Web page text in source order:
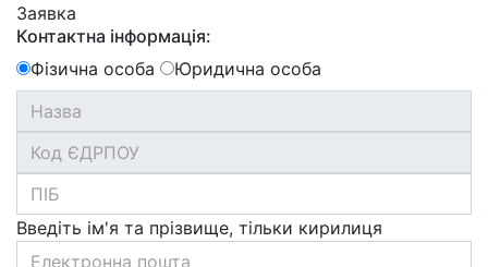
Заявка
Контактна інформація:
Фізична особа
Юридична особа
Введіть ім'я та прізвище, тільки кирилиця